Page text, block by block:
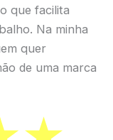
que facilita
Na minha
quer
de uma marca